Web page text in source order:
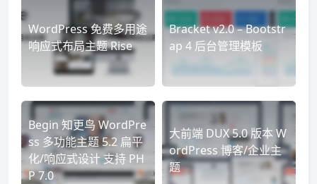
WordPress 免费多用途
响应式布局主题 Rise
Bracket v2.0 – Bootstr
ap 4 后台管理模板
Begin 知更鸟 WordPre
ss 多功能主题 5.2 扁平
化/响应式设计 支持 PH
P 7.0
大前端 DUX 5.0 版本 W
ordPress 博客/企业主
题